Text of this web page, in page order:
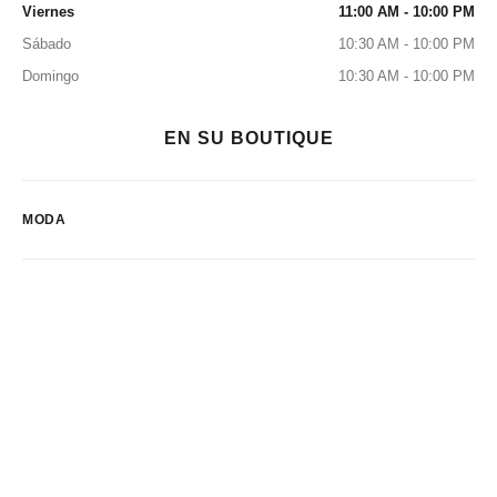
Viernes
11:00 AM - 10:00 PM
Sábado
10:30 AM - 10:00 PM
Domingo
10:30 AM - 10:00 PM
EN SU BOUTIQUE
MODA